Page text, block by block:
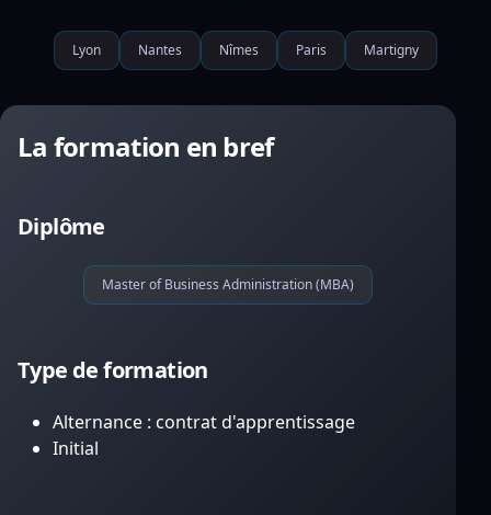
Lyon Nantes Nîmes Paris Martigny
La formation en bref
Diplôme
Master of Business Administration (MBA)
Type de formation
Alternance : contrat d'apprentissage
Initial